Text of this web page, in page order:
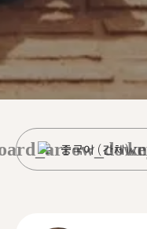
중국어 (간체)